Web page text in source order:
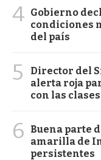
4 Gobierno
condiciones
del país
5
Director del
alerta roja
con las clases
6
Buena parte
amarilla de
persistentes